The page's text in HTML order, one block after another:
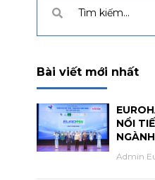
Bài viết mới nhất
NỔI
Admin